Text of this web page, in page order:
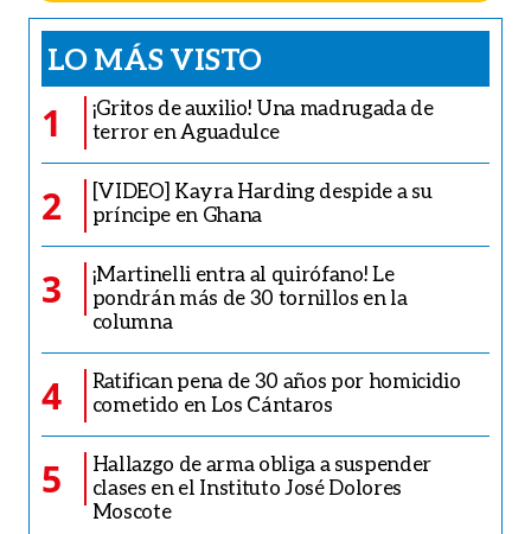
LO MÁS VISTO
1
¡Gritos de auxilio! Una madrugada de
terror en Aguadulce
2
[VIDEO] Kayra Harding despide a su
príncipe en Ghana
3
¡Martinelli entra al quirófano! Le
pondrán más de 30 tornillos en la
columna
4
Ratifican pena de 30 años por homicidio
cometido en Los Cántaros
5
Hallazgo de arma obliga a suspender
clases en el Instituto José Dolores
Moscote